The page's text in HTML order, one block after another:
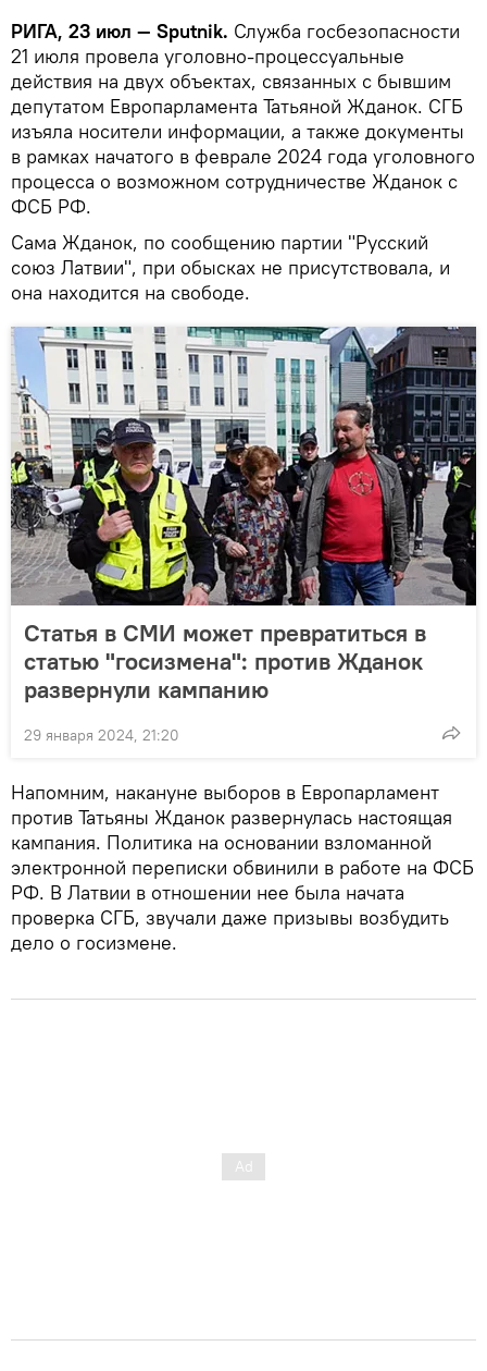
РИГА, 23 июл — Sputnik. Служба госбезопасности
21 июля провела уголовно-процессуальные
действия на двух объектах, связанных с бывшим
депутатом Европарламента Татьяной Жданок. СГБ
изъяла носители информации, а также документы
в рамках начатого в феврале 2024 года уголовного
процесса о возможном сотрудничестве Жданок с
ФСБ РФ.
Сама Жданок, по сообщению партии "Русский
союз Латвии", при обысках не присутствовала, и
она находится на свободе.
Статья в СМИ может превратиться в
статью "госизмена": против Жданок
развернули кампанию
29 января 2024, 21:20
Напомним, накануне выборов в Европарламент
против Татьяны Жданок развернулась настоящая
кампания. Политика на основании взломанной
электронной переписки обвинили в работе на ФСБ
РФ. В Латвии в отношении нее была начата
проверка СГБ, звучали даже призывы возбудить
дело о госизмене.